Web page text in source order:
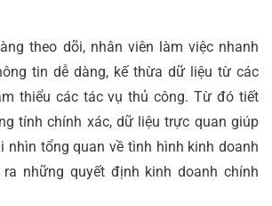
theo dõi, nhân viên làm việc nhanh
tin dễ dàng, kế thừa dữ liệu từ các
thiểu các tác vụ thủ công. Từ đó tiết
tính chính xác, dữ liệu trực quan giúp
nhìn tổng quan về tình hình kinh doanh
những quyết định kinh doanh chính